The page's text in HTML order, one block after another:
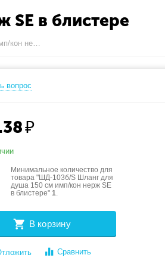
в блистере
ШД-103б/S Шланг для душа 150 см имп/кон нерж SE в блистере
вопрос
₽
Минимальное количество для
товара "ШД-103б/S Шланг для
душа 150 см имп/кон нерж SE
в блистере"1.
В корзину
Сравнить